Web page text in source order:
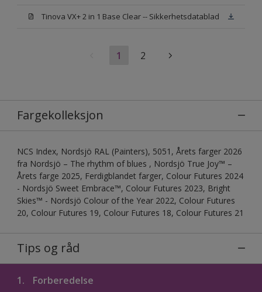
Tinova VX+ 2 in 1 Base Clear -- Sikkerhetsdatablad
1 2
Fargekolleksjon
NCS Index, Nordsjö RAL (Painters), 5051, Årets farger 2026
fra Nordsjö – The rhythm of blues , Nordsjö True Joy™ –
Årets farge 2025, Ferdigblandet farger, Colour Futures 2024
- Nordsjö Sweet Embrace™, Colour Futures 2023, Bright
Skies™ - Nordsjö Colour of the Year 2022, Colour Futures
20, Colour Futures 19, Colour Futures 18, Colour Futures 21
Tips og råd
1. Forberedelse